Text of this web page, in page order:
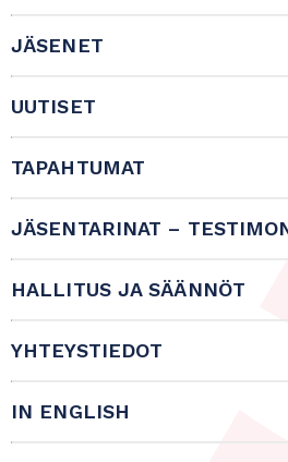
JÄSENET
UUTISET
TAPAHTUMAT
JÄSENTARINAT –
HALLITUS JA SÄÄNNÖT
YHTEYSTIEDOT
IN ENGLISH